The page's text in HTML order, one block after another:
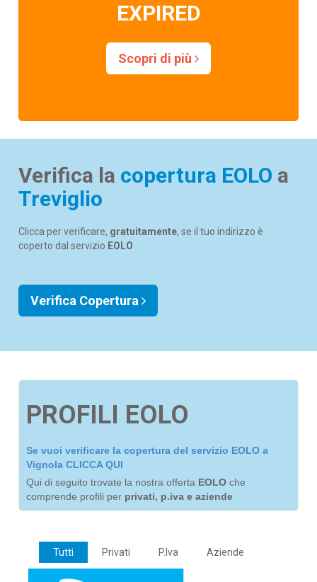
EXPIRED
Scopri di più
Verifica la copertura EOLO a
Treviglio
Clicca per verificare, gratuitamente, se il tuo indirizzo è
coperto dal servizio EOLO
Verifica Copertura
PROFILI EOLO
Se vuoi verificare la copertura del servizio EOLO a
Vignola CLICCA QUI
Qui di seguito trovate la nostra offerta EOLO che
comprende profili per privati, p.iva e aziende
Tutti Privati P.Iva Aziende